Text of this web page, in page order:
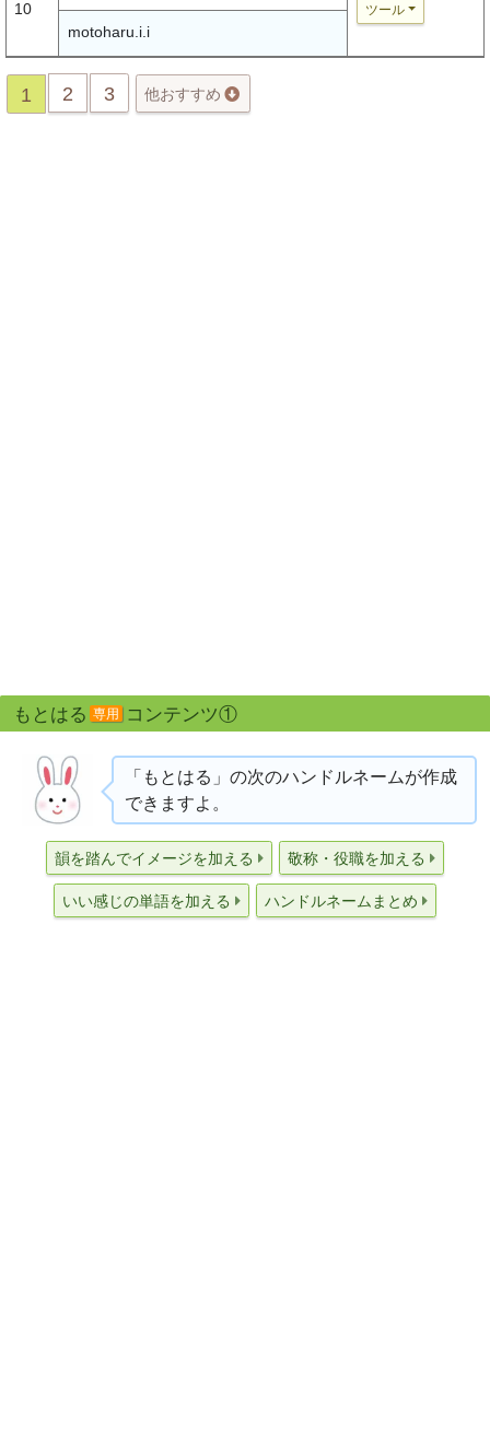
10 ツール
motoharu.i.i
1 2 3 他おすすめ
もとはる 専用 コンテンツ①
「もとはる」の次のハンドルネームが作成
できますよ。
韻を踏んでイメージを加える 敬称・役職を加える
いい感じの単語を加える ハンドルネームまとめ